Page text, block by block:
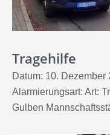
Tragehilfe
Datum: 10.
Alarmierungsart: Art:
Gulben